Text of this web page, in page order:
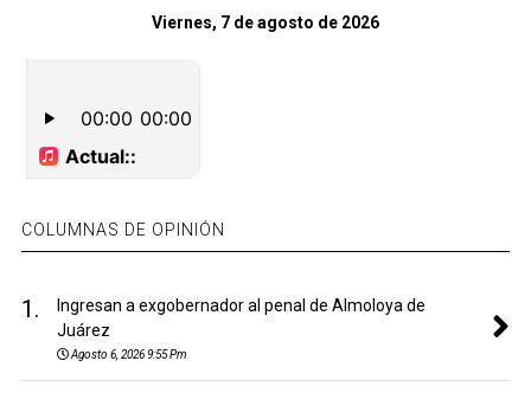
Viernes, 7 de agosto de 2026
COLUMNAS DE OPINIÓN
1.
Ingresan a exgobernador al penal de Almoloya de
Juárez
Agosto 6, 2026 9:55 Pm